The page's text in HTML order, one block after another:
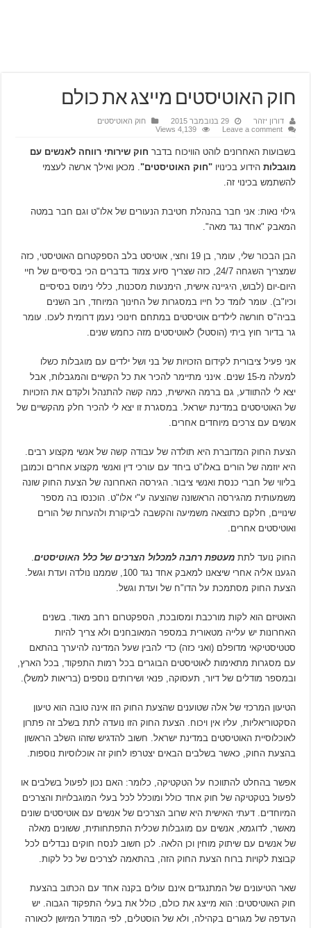
חוק האוטיסטים מייצג את כולם
דורון יזהר 29 בנובמבר 2015
חוק האוטיסטים
Leave a comment
4,139 Views
בשבועות האחרונים לוהט הוויכוח בדבר חוק שירותי רווחה לאנשים עם
מוגבלות הידוע בכינויו"חוק האוטיסטים". מכאן ואילך ארשה לעצמי
להשתמש בכינוי זה.
גילוי נאות: אני חבר בהנהלת חטיבת הנעורים של אלו"ט וגם חבר במטה
המאבק "אחד נגד מאה".
הבן הבכור שלי, עומר, בן 19 וחצי, אוטיסט בלב הספקטרום האוטיסטי, כזה
שמצריך השגחה 24/7, כזה שצריך סיוע צמוד בדברים הכי בסיסיים של חיי
היום-יום (לבוש, היגיינה אישית, הימנעות מסכנות, כללי נימוס בסיסיים
וכיו"ב). עומר לומד כל חייו במסגרות של החינוך המיוחד, רוב השנים
בביה"ס חורשה לילדים אוטיסטים במתחם חינוכי נעמן דרומית לעכו. עומר
גר בדיור חוץ ביתי (הוסטל) לאוטיסטים מזה כחמש שנים.
אני פעיל ציבורית לקידום הזכויות של בני ושל ילדים עם מוגבלות כשלו
למעלה מ-15 שנים. אינני מתיימר להכיר את כל הקשיים והמגבלות, אבל
יצא לי להתוודע, גם ברמה האישית, כמה קשה להתנהל ולקדם את הזכויות
של האוטיסטים במדינת ישראל. במסגרת זו יצא לי להכיר חלק מהקשיים של
אנשים עם צרכים מיוחדים אחרים.
הצעת החוק המדוברת היא תולדה של עבודה קשה של אנשי מקצוע רבים.
היא יוזמה של הורים באלו"ט ביחד עם עורכי דין ואנשי מקצוע אחרים וכמובן
בליווי של חברי כנסת ואנשי ציבור. הגירסה האחרונה של הצעת החוק שונה
משמעותית מהגירסה הראשונה שהוצעה ע"י אלו"ט. הוכנסו בה מספר
שינויים, חלקם כתוצאה משמיעה והקשבה לביקורת ולהערות של הורים
ואוטיסטים אחרים.
החוק נועד לתתמעטפת רחבה למכלול הצרכים של כלל האוטיסטים.
הגענו אליה אחרי שיצאנו למאבק אחד נגד 100, שממנו נולדה ועדת וגשל.
הצעת החוק מסתמכת על הדו"ח של ועדת וגשל.
האוטיזם הוא לקות מורכבת ומסובכת, הספקטרום רחב מאוד. בשנים
האחרונות יש עלייה מטאורית במספר המאובחנים ולא צריך להיות
סטטיסטיקאי מדופלם (ואני כזה) כדי להבין שעל המדינה להיערך בהתאם
עם מסגרות מתאימות לאוטיסטים הבוגרים בכל רמות התפקוד, בכל הארץ,
ובמספר מודלים של דיור, תעסוקה, פנאי ושירותים נוספים (בריאות למשל).
הטיעון המרכזי של אלה שטוענים שהצעת החוק הזו אינה טובה הוא טיעון
הסקטוריאליות, עליו אין ויכוח. הצעת החוק הזו נועדה לתת בשלב זה פתרון
לאוכלוסיית האוטיסטים במדינת ישראל. חשוב להדגיש שזהו השלב הראשון
בהצעת החוק, כאשר בשלבים הבאים יצטרפו לחוק זה אוכלוסיות נוספות.
אפשר בהחלט להתווכח על הטקטיקה, כלומר: האם נכון לפעול בשלבים או
לפעול בטקטיקה של חוק אחד כולל ומוכלל לכל בעלי המוגבלויות והצרכים
המיוחדים. דעתי האישית היא שרוב הצרכים של אנשים עם אוטיסטים שונים
מאשר, לדוגמא, אנשים עם מוגבלות שכלית התפתחותית, ששונים מאלה
של אנשים עם שיתוק מוחין וכן הלאה. לכן חשוב לנסח חוקים נבדלים לכל
קבוצת לקויות ברוח הצעת החוק הזה, בהתאמה לצרכים של כל לקות.
שאר הטיעונים של המתנגדים אינם עולים בקנה אחד עם הכתוב בהצעת
חוק האוטיסטים: הוא מייצג את כולם, כולל את בעלי התפקוד הגבוה. יש
העדפה של מגורים בקהילה, ולא של הוסטלים, לפי המודל המיושן לכאורה